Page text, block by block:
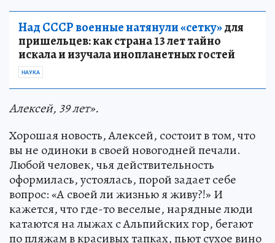
Над СССР военные натянули «сетку»для
пришельцев: как страна 13 лет тайно
искала и изучала инопланетных гостей
НАУКА
Алексей, 39 лет».
Хорошая новость, Алексей, состоит в том, что
вы не одиноки в своей новогодней печали.
Любой человек, чья действительность
оформилась, устоялась, порой задает себе
вопрос: «А своей ли жизнью я живу?!» И
кажется, что где-то веселые, нарядные люди
катаются на лыжах с Альпийских гор, бегают
по пляжам в красивых тапках, пьют сухое вино